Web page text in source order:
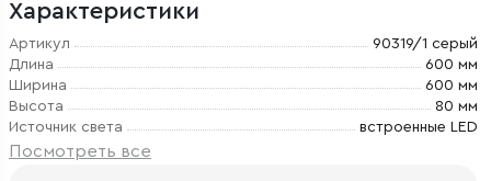
Характеристики
Артикул
90319/1 серый
Длина
600 мм
Ширина
600 мм
Высота
80 мм
Источник света
встроенные LED
Посмотреть все